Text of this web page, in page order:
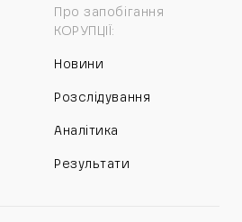
Про запобігання
КОРУПЦІЇ:
Новини
Розслідування
Аналітика
Результати